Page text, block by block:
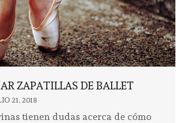
ZAPATILLAS DE BALLET
21, 2018
tienen dudas acerca de cómo